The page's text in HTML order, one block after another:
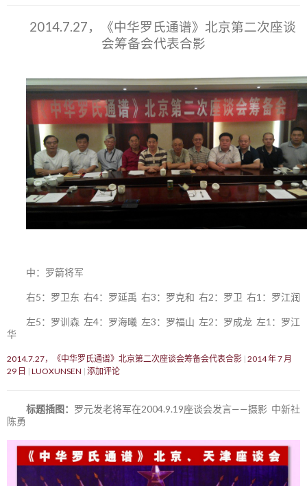
2014.7.27，《中华罗氏通谱》北京第二次座谈
会筹备会代表合影
中：罗箭将军
右5：罗卫东 右4：罗延禹 右3：罗克和 右2：罗卫 右1：罗江润
左5：罗训森 左4：罗海曦 左3：罗福山 左2：罗成龙 左1：罗江
华
2014.7.27，《中华罗氏通谱》北京第二次座谈会筹备会代表合影 2014 年 7 月
29 日
LUOXUNSEN 添加评论
标题插图： 罗元发老将军在2004.9.19座谈会发言——摄影 中新社
陈勇